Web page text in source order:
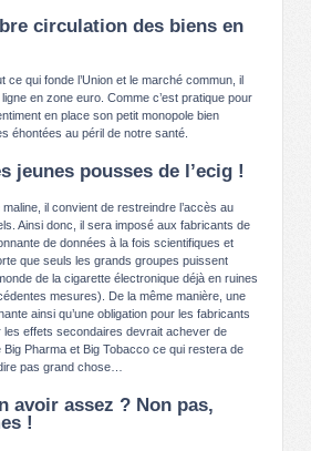
circulation des biens en
ce qui fonde l’Union et le marché commun, il
en zone euro. Comme c’est pratique pour
en place son petit monopole bien
éhontées au péril de notre santé.
jeunes pousses de l’ecig !
il convient de restreindre l’accès au
Ainsi donc, il sera imposé aux fabricants de
de données à la fois scientifiques et
que seuls les grands groupes puissent
de la cigarette électronique déjà en ruines
mesures). De la même manière, une
ainsi qu’une obligation pour les fabricants
effets secondaires devrait achever de
Pharma et Big Tobacco ce qui restera de
pas grand chose…
avoir assez ? Non pas,
!